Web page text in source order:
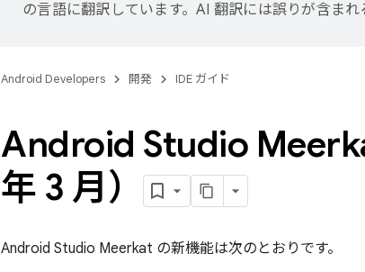
の言語に翻訳しています。AI 翻訳には誤りが含まれ
Android Developers 開発 IDE ガイド
Android Studio
年 3 月）
Android Studio Meerkat の新機能は次のとおりです。